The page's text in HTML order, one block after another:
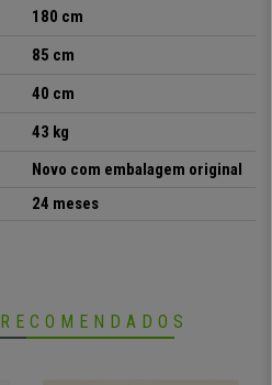
180 cm
85 cm
40 cm
43 kg
Novo com embalagem original
24 meses
RECOMENDADOS